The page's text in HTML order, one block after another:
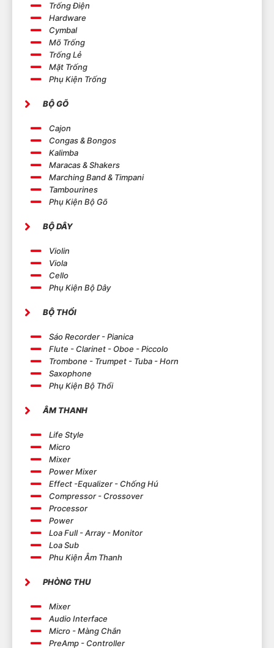
Trống Điện
Hardware
Cymbal
Mõ Trống
Trống Lẻ
Mặt Trống
Phụ Kiện Trống
BỘ GÕ
Cajon
Congas & Bongos
Kalimba
Maracas & Shakers
Marching Band & Timpani
Tambourines
Phụ Kiện Bộ Gõ
BỘ DÂY
Violin
Viola
Cello
Phụ Kiện Bộ Dây
BỘ THỔI
Sáo Recorder - Pianica
Flute - Clarinet - Oboe - Piccolo
Trombone - Trumpet - Tuba - Horn
Saxophone
Phụ Kiện Bộ Thổi
ÂM THANH
Life Style
Micro
Mixer
Power Mixer
Effect -Equalizer - Chống Hú
Compressor - Crossover
Processor
Power
Loa Full - Array - Monitor
Loa Sub
Phu Kiện Âm Thanh
PHÒNG THU
Mixer
Audio Interface
Micro - Màng Chắn
PreAmp - Controller